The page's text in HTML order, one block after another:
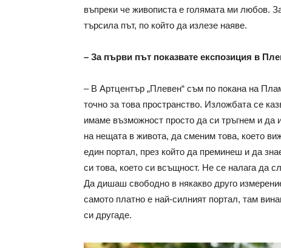
въпреки че живописта е голямата ми любов.
търсила път, по който да излезе наяве.
– За първи път показвате експозиция в
– В Артцентър „Плевен“ съм по покана на
точно за това пространство. Изложбата се
имаме възможност просто да си тръгнем и да
на нещата в живота, да сменим това, което
един портал, през който да преминеш и да
си това, което си всъщност. Не се налага да
Да дишаш свободно в някакво друго
самото платно е най-силният портал, там
си другаде.